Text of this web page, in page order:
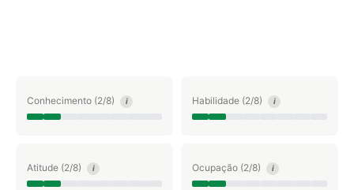
Conhecimento (2/8) i Habilidade (2/8) i
Atitude (2/8) i Ocupação (2/8) i